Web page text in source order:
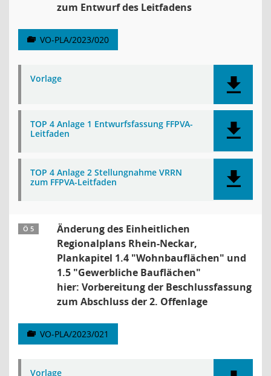
zum Entwurf des Leitfadens
VO-PLA/2023/020
Vorlage
TOP 4 Anlage 1 Entwurfsfassung FFPVA-
Leitfaden
TOP 4 Anlage 2 Stellungnahme VRRN
zum FFPVA-Leitfaden
Ö 5
Änderung des Einheitlichen
Regionalplans Rhein-Neckar,
Plankapitel 1.4 "Wohnbauflächen" und
1.5 "Gewerbliche Bauflächen"
hier: Vorbereitung der Beschlussfassung
zum Abschluss der 2. Offenlage
VO-PLA/2023/021
Vorlage